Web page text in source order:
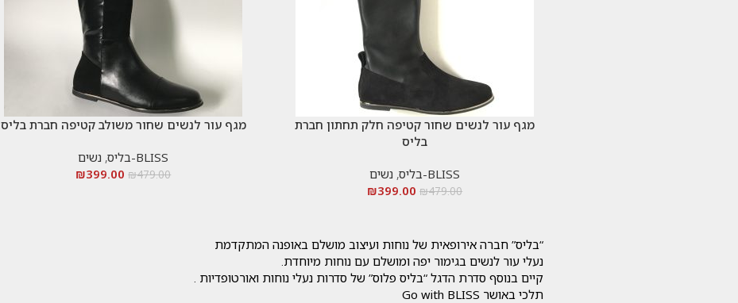
מגף עור לנשים שחור קטיפה חלק תחתון חברת
בליס
BLISS-בליס , נשים
₪479.00
₪399.00
מגף עור לנשים שחור משולב קטיפה חברת בליס
BLISS-בליס , נשים
₪479.00
₪399.00
“בליס” חברה אירופאית של נוחות ועיצוב מושלם באופנה המתקדמת
נעלי עור לנשים בגימור יפה ומושלם עם נוחות מיוחדת.
קיים בנוסף סדרת הדגל “בליס פלוס” של סדרות נעלי נוחות ואורטופדיות .
תלכי באושר Go with BLISS